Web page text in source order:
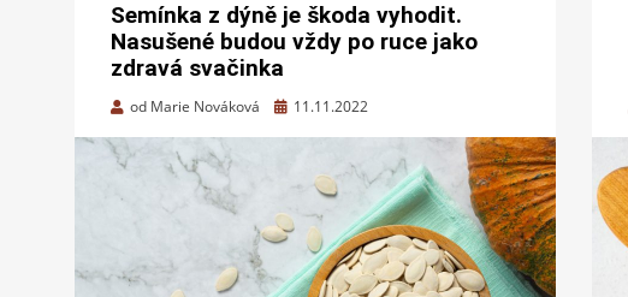
Semínka z dýně je škoda vyhodit.
Nasušené budou vždy po ruce jako
zdravá svačinka
od Marie Nováková
Zveřejněno
11.11.2022